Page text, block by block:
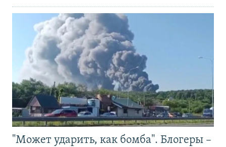
"Может ударить, как бомба". Блогеры –